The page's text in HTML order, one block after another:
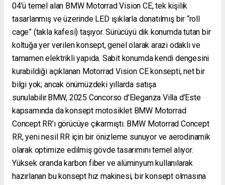
04’ü temel alan BMW Motorrad Vision CE, tek kişilik
tasarlanmış ve üzerinde LED ışıklarla donatılmış bir “roll
cage” (takla kafesi) taşıyor. Sürücüyü dik konumda tutan bir
koltuğa yer verilen konsept, genel olarak arazi odaklı ve
tamamen elektrikli yapıda. Sabit konumda kendi dengesini
kurabildiği açıklanan Motorrad Vision CE konsepti, net bir
bilgi yok; ancak önümüzdeki yıllarda satışa
sunulabilir.BMW, 2025 Concorso d’Eleganza Villa d’Este
kapsamında da konsept motosiklet BMW Motorrad
Concept RR’ı görücüye çıkarmıştı. BMW Motorrad Concept
RR, yeni nesil RR için bir önizleme sunuyor ve aerodinamik
olarak optimize edilmiş gövde tasarımını temel alıyor.
Yüksek oranda karbon fiber ve alüminyum kullanılarak
hazırlanan bu konsept hız makinesi, bir konsept olmasına